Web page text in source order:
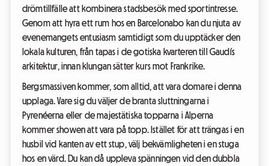
drömtillfälle att kombinera stadsbesök med sportintresse.
Genom att hyra ett rum hos en Barcelonabo kan du njuta av
evenemangets entusiasm samtidigt som du upptäcker den
lokala kulturen, från tapas i de gotiska kvarteren till Gaudís
arkitektur, innan klungan sätter kurs mot Frankrike.
Bergsmassiven kommer, som alltid, att vara domare i denna
upplaga. Vare sig du väljer de branta sluttningarna i
Pyrenéerna eller de majestätiska topparna i Alperna
kommer showen att vara på topp. Istället för att trängas i en
husbil vid kanten av ett stup, välj bekvämligheten i en stuga
hos en värd. Du kan då uppleva spänningen vid den dubbla